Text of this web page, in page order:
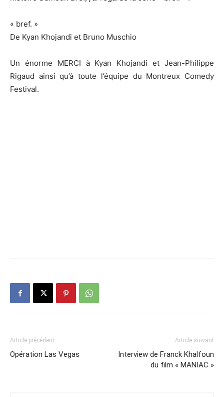
« bref. »
De Kyan Khojandi et Bruno Muschio
Un énorme MERCI à Kyan Khojandi et Jean-Philippe
Rigaud ainsi qu’à toute l’équipe du Montreux Comedy
Festival.
Article précédent
Opération Las Vegas
Article suivant
Interview de Franck Khalfoun
du film « MANIAC »